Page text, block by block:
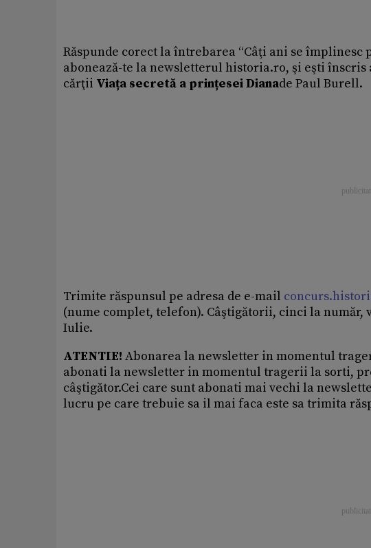
Răspunde corect la întrebarea “Câţi ani se împlinesc
abonează-te la newsletterul historia.ro, şi eşti
cărţii Viața secretă a prințesei Dianade Paul Burell.
Trimite răspunsul pe adresa de e-mail
(nume complet, telefon). Câştigătorii, cinci la
Iulie.
ATENTIE! Abonarea la newsletter in momentul
abonati la newsletter in momentul tragerii la sorti,
câştigător.Cei care sunt abonati mai vechi la
lucru pe care trebuie sa il mai faca este sa trimita